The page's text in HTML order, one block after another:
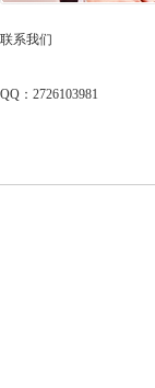
联系我们
QQ：2726103981